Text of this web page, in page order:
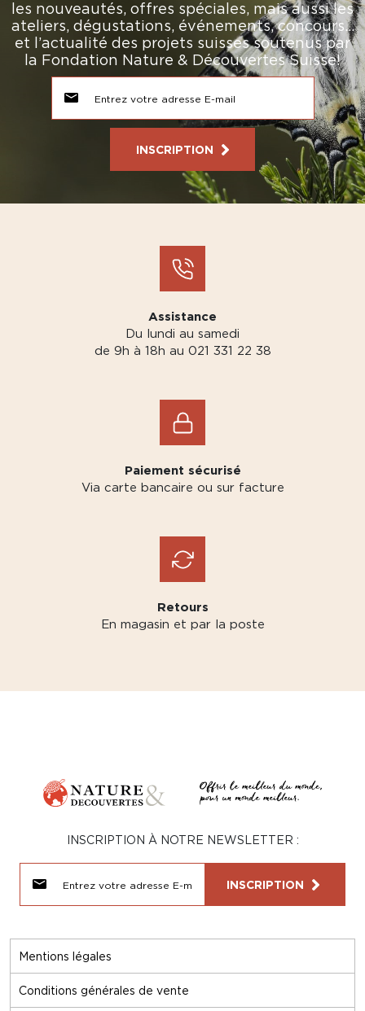
les nouveautés, offres spéciales, mais aussi les
ateliers, dégustations, événements, concours…
et l’actualité des projets suisses soutenus par
la Fondation Nature & Découvertes Suisse!
INSCRIPTION
Assistance
Du lundi au samedi
de 9h à 18h au 021 331 22 38
Paiement sécurisé
Via carte bancaire ou sur facture
Retours
En magasin et par la poste
Mentions légales
Conditions générales de vente
INSCRIPTION À NOTRE NEWSLETTER :
INSCRIPTION